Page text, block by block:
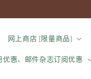
网上商店 [限量商品]
优惠、邮件杂志订阅优惠